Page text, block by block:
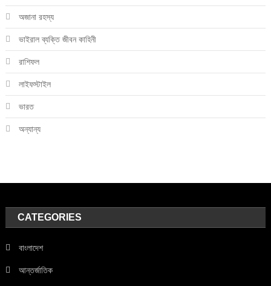
অজানা রহস্য
ভাইরাল ব্যক্তি জীবন কাহিনী
রাশিফল
লাইফস্টাইল
ভারত
অন্যান্য
CATEGORIES
বাংলাদেশ
আন্তর্জাতিক